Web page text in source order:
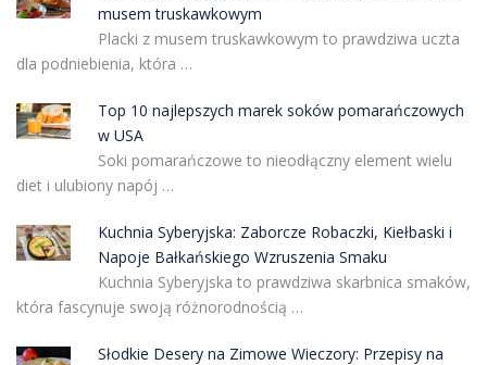
musem truskawkowym
Placki z musem truskawkowym to prawdziwa uczta
dla podniebienia, która …
Top 10 najlepszych marek soków pomarańczowych
w USA
Soki pomarańczowe to nieodłączny element wielu
diet i ulubiony napój …
Kuchnia Syberyjska: Zaborcze Robaczki, Kiełbaski i
Napoje Bałkańskiego Wzruszenia Smaku
Kuchnia Syberyjska to prawdziwa skarbnica smaków,
która fascynuje swoją różnorodnością …
Słodkie Desery na Zimowe Wieczory: Przepisy na